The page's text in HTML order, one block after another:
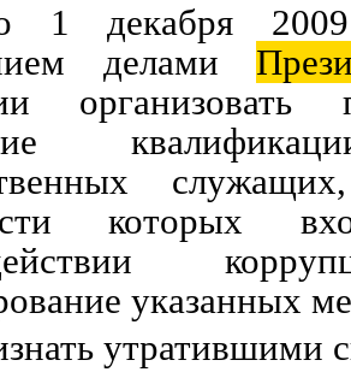
1 декабря
делами
организовать
которых
указанных
утратившими